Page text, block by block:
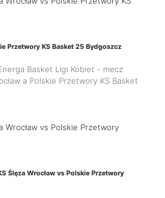
Przetwory KS Basket 25 Bydgoszcz
Basket Ligi Kobiet - mecz
a Polskie Przetwory KS Basket
Ślęza Wrocław vs Polskie Przetwory